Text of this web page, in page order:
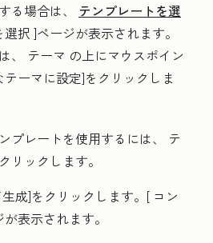
る場合は、 テンプレートを選
選択 ]ページが表示されます。
、 テーマ の上にマウスポイン
テーマに設定]をクリックしま
プレートを使用するには、 テ
リックします。
成]をクリックします。[ コン
表示されます。